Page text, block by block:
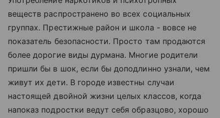
веществ распространено во всех социальных
группах. Престижные район и школа - вовсе не
показатель безопасности. Просто там продаются
более дорогие виды дурмана. Многие родители
пришли бы в шок, если бы доподлинно узнали, чем
живут их дети. В городе известны случаи
настоящей двойной жизни целых классов, когда
напоказ подростки ведут себя образцово, хорошо